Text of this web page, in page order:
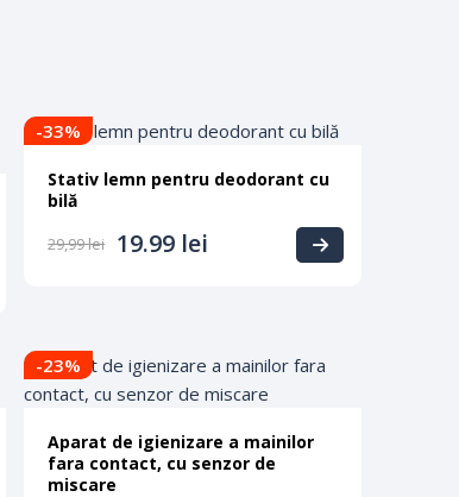
de câțiva ani.
-33%
Stativ lemn pentru deodorant cu
bilă
29,99lei 19.99 lei
-23%
Aparat de igienizare a mainilor
fara contact, cu senzor de
miscare